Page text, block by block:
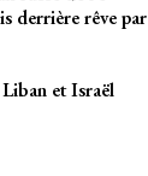
derrière rêve par
et Israël